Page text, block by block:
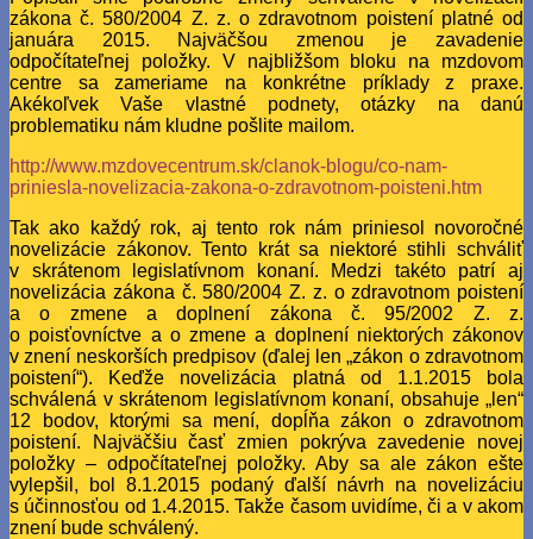
zákona č. 580/2004 Z. z. o zdravotnom poistení platné od
januára 2015. Najväčšou zmenou je zavadenie
odpočítateľnej položky. V najbližšom bloku na mzdovom
centre sa zameriame na konkrétne príklady z praxe.
Akékoľvek Vaše vlastné podnety, otázky na danú
problematiku nám kludne pošlite mailom.
http://www.mzdovecentrum.sk/clanok-blogu/co-nam-
priniesla-novelizacia-zakona-o-zdravotnom-poisteni.htm
Tak ako každý rok, aj tento rok nám priniesol novoročné
novelizácie zákonov. Tento krát sa niektoré stihli schváliť
v skrátenom legislatívnom konaní. Medzi takéto patrí aj
novelizácia zákona č. 580/2004 Z. z. o zdravotnom poistení
a o zmene a doplnení zákona č. 95/2002 Z. z.
o poisťovníctve a o zmene a doplnení niektorých zákonov
v znení neskorších predpisov (ďalej len „zákon o zdravotnom
poistení“). Keďže novelizácia platná od 1.1.2015 bola
schválená v skrátenom legislatívnom konaní, obsahuje „len“
12 bodov, ktorými sa mení, dopĺňa zákon o zdravotnom
poistení. Najväčšiu časť zmien pokrýva zavedenie novej
položky – odpočítateľnej položky. Aby sa ale zákon ešte
vylepšil, bol 8.1.2015 podaný ďalší návrh na novelizáciu
s účinnosťou od 1.4.2015. Takže časom uvidíme, či a v akom
znení bude schválený.